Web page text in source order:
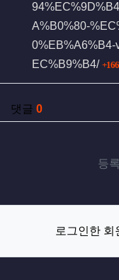
A%B0%80-
EC%B9%B4/
166
댓글 0
등
로그인한 회